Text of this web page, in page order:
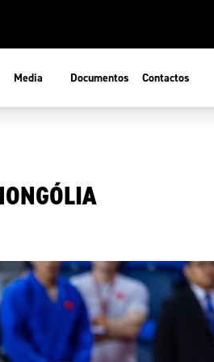
Media Documentos Contactos
COP
Atletas
Federações
Participação Desportiva